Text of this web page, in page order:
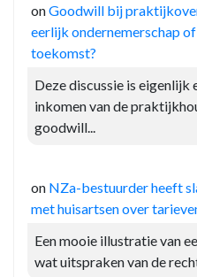
onGoodwill bij
eerlijk ondernemerschap
toekomst?
Deze discussie is eigenlijk
inkomen van de
goodwill...
on NZa-bestuurder heeft
met huisartsen over
Een mooie illustratie van
wat uitspraken van de